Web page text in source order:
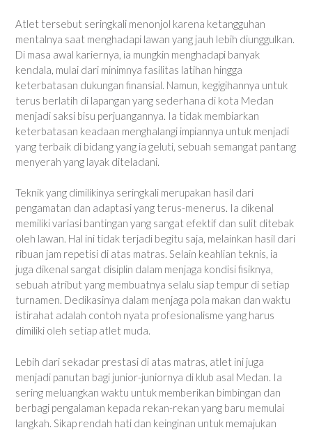
Atlet tersebut seringkali menonjol karena ketangguhan
mentalnya saat menghadapi lawan yang jauh lebih diunggulkan.
Di masa awal kariernya, ia mungkin menghadapi banyak
kendala, mulai dari minimnya fasilitas latihan hingga
keterbatasan dukungan finansial. Namun, kegigihannya untuk
terus berlatih di lapangan yang sederhana di kota Medan
menjadi saksi bisu perjuangannya. Ia tidak membiarkan
keterbatasan keadaan menghalangi impiannya untuk menjadi
yang terbaik di bidang yang ia geluti, sebuah semangat pantang
menyerah yang layak diteladani.
Teknik yang dimilikinya seringkali merupakan hasil dari
pengamatan dan adaptasi yang terus-menerus. Ia dikenal
memiliki variasi bantingan yang sangat efektif dan sulit ditebak
oleh lawan. Hal ini tidak terjadi begitu saja, melainkan hasil dari
ribuan jam repetisi di atas matras. Selain keahlian teknis, ia
juga dikenal sangat disiplin dalam menjaga kondisi fisiknya,
sebuah atribut yang membuatnya selalu siap tempur di setiap
turnamen. Dedikasinya dalam menjaga pola makan dan waktu
istirahat adalah contoh nyata profesionalisme yang harus
dimiliki oleh setiap atlet muda.
Lebih dari sekadar prestasi di atas matras, atlet ini juga
menjadi panutan bagi junior-juniornya di klub asal Medan. Ia
sering meluangkan waktu untuk memberikan bimbingan dan
berbagi pengalaman kepada rekan-rekan yang baru memulai
langkah. Sikap rendah hati dan keinginan untuk memajukan